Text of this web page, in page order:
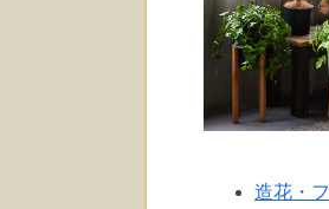
造花・